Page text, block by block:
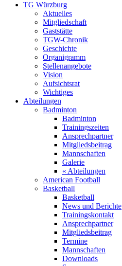
TG Würzburg
Aktuelles
Mitgliedschaft
Gaststätte
TGW-Chronik
Geschichte
Organigramm
Stellenangebote
Vision
Aufsichtsrat
Wichtiges
Abteilungen
Badminton
Badminton
Trainingszeiten
Ansprechpartner
Mitgliedsbeitrag
Mannschaften
Galerie
« Abteilungen
American Football
Basketball
Basketball
News und Berichte
Trainingskontakt
Ansprechpartner
Mitgliedsbeitrag
Termine
Mannschaften
Downloads